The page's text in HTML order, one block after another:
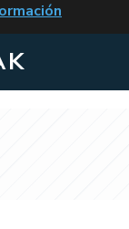
ACT EN